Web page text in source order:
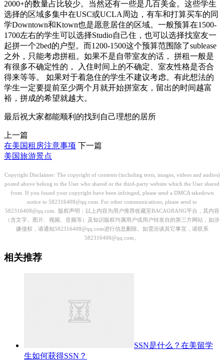
2000+的数量占比较少。当然还有一些是几百美金。这些学生
选择的区域多集中在USC或UCLA周边，有车和打算买车的同
学Downtown和Ktown也是愿意居住的区域。一般预算在1500-
1700左右的学生可以选择Studio自己住，也可以选择找室友一
起拼一个2bed的户型。而1200-1500这个预算范围除了sublease
之外，只能考虑拼租。如果不是自带室友的话， 拼租一般是
有很多不确定性的， 入住时间上的不确定、室友性格是否合
得来等等。 如果对于着急住的学生不建议考虑。有此想法的
学生一定要提前至少两个月就开始拼室友，留出的时间越富
裕，拼成的希望就越大。
最后祝大家都能顺利的找到自己理想的居所
上一篇
在美国租房注意事项 下一篇
美国旅游景点
Copyright Disclaimer: The copyright of contents (including texts, images, videos and audios)
posted above belong to the User who shared or the third-party website which the User shared
from. If you found your copyright have been infringed, please send a DMCA takedown
notice to 582316408@qq.com. For other communications, please send to
582316408@qq.com.
版权声明：以上内容为用户推荐收藏至BACAOJIANG平台，其内容
（含文字、图片、视频、音频等）及知识版权均属用户或用户转发自的第三方网站，如涉
嫌侵权，请通知582316408@qq.com进行信息删除。如需洽谈其它事宜，请联系
582316408@qq.com。
相关推荐
SSN是什么？在美留学
生如何获得SSN？